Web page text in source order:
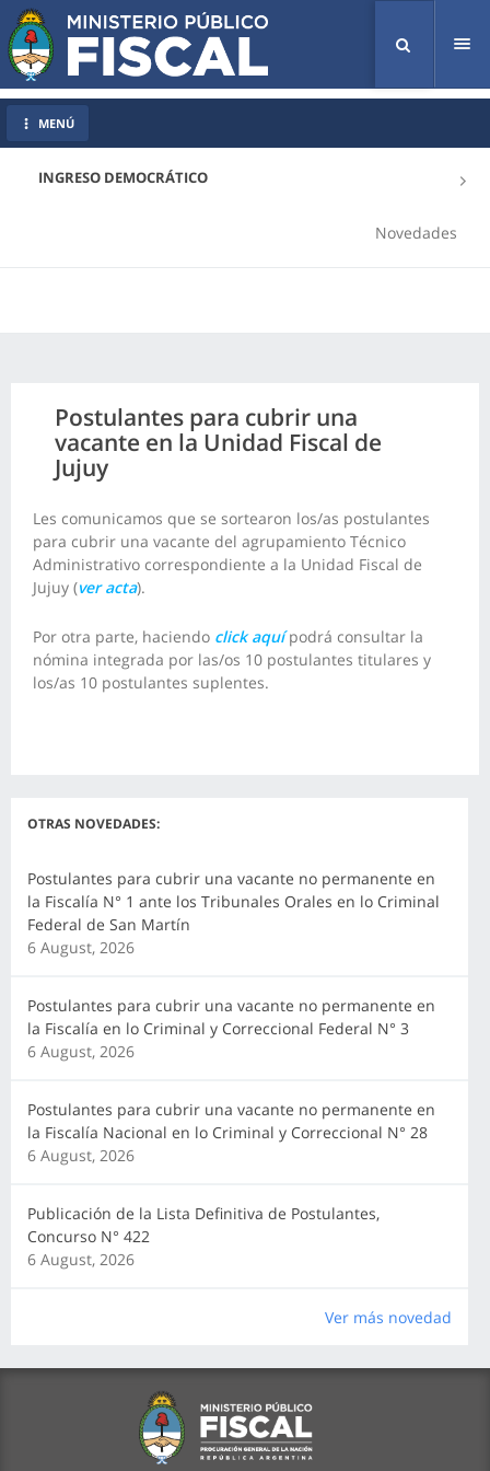
INGRESO DEMOCRÁTICO
Novedades
MENÚ
Postulantes para cubrir una
vacante en la Unidad Fiscal de
Jujuy
Les comunicamos que se sortearon los/as postulantes
para cubrir una vacante del agrupamiento Técnico
Administrativo correspondiente a la Unidad Fiscal de
Jujuy (ver acta).
Por otra parte, haciendo click aquí podrá consultar la
nómina integrada por las/os 10 postulantes titulares y
los/as 10 postulantes suplentes.
OTRAS NOVEDADES:
Postulantes para cubrir una vacante no permanente en
la Fiscalía N° 1 ante los Tribunales Orales en lo Criminal
Federal de San Martín
6 August, 2026
Postulantes para cubrir una vacante no permanente en
la Fiscalía en lo Criminal y Correccional Federal N° 3
6 August, 2026
Postulantes para cubrir una vacante no permanente en
la Fiscalía Nacional en lo Criminal y Correccional N° 28
6 August, 2026
Publicación de la Lista Definitiva de Postulantes,
Concurso N° 422
6 August, 2026
Ver más novedad